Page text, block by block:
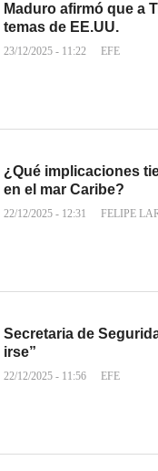
Maduro afirmó que a
temas de EE.UU.
23/12/2025 - 11:22 EFE
¿Qué implicaciones
en el mar Caribe?
22/12/2025 - 12:31 FELIPE
Secretaria de
irse”
22/12/2025 - 11:56 EFE